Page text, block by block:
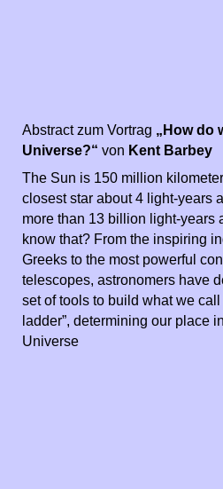
Abstract zum Vortrag „How do
Universe?“ von Kent Barbey
The Sun is 150 million
closest star about 4 light-years
more than 13 billion light-years
know that? From the inspiring
Greeks to the most powerful
telescopes, astronomers have
set of tools to build what we
ladder”, determining our place
Universe